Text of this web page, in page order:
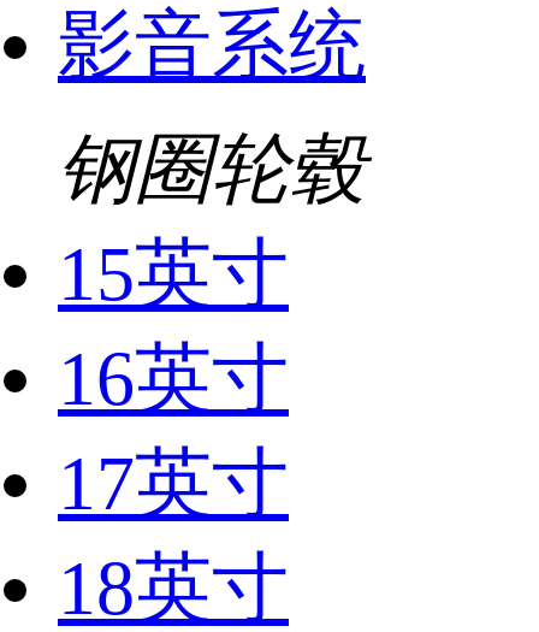
影音系统
钢圈轮毂
15英寸
16英寸
17英寸
18英寸